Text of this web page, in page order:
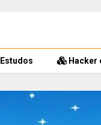
Estudos Hacker